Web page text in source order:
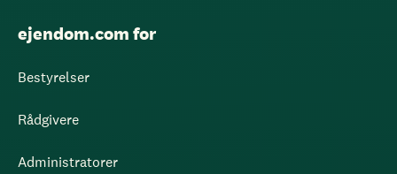
ejendom.com for
Bestyrelser
Rådgivere
Administratorer